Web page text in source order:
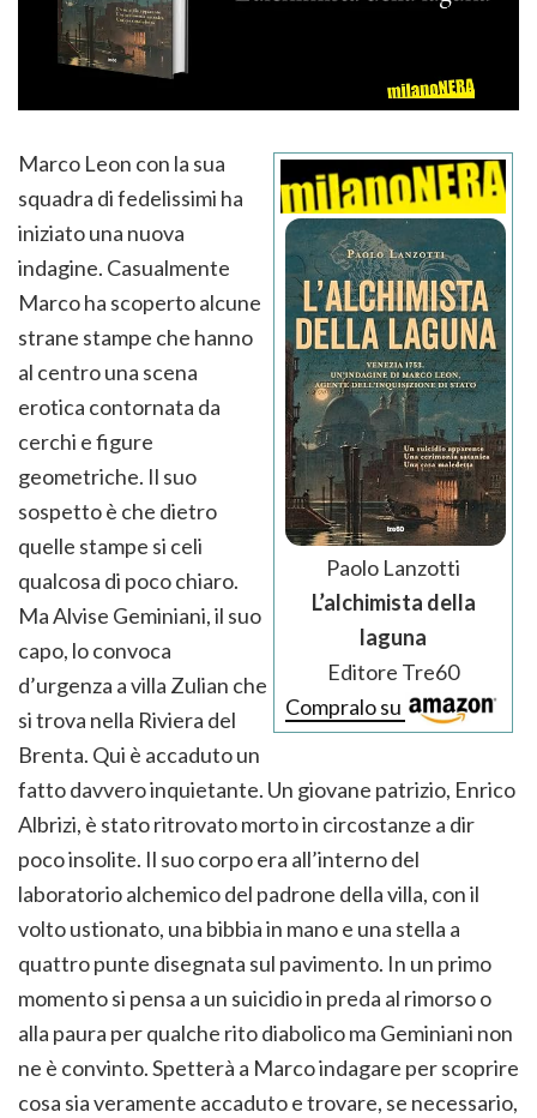
Paolo Lanzotti
L’alchimista della
laguna
Editore Tre60
Compralo su
Marco Leon con la sua
squadra di fedelissimi ha
iniziato una nuova
indagine. Casualmente
Marco ha scoperto alcune
strane stampe che hanno
al centro una scena
erotica contornata da
cerchi e figure
geometriche. Il suo
sospetto è che dietro
quelle stampe si celi
qualcosa di poco chiaro.
Ma Alvise Geminiani, il suo
capo, lo convoca
d’urgenza a villa Zulian che
si trova nella Riviera del
Brenta. Qui è accaduto un
fatto davvero inquietante. Un giovane patrizio, Enrico
Albrizi, è stato ritrovato morto in circostanze a dir
poco insolite. Il suo corpo era all’interno del
laboratorio alchemico del padrone della villa, con il
volto ustionato, una bibbia in mano e una stella a
quattro punte disegnata sul pavimento. In un primo
momento si pensa a un suicidio in preda al rimorso o
alla paura per qualche rito diabolico ma Geminiani non
ne è convinto. Spetterà a Marco indagare per scoprire
cosa sia veramente accaduto e trovare, se necessario,